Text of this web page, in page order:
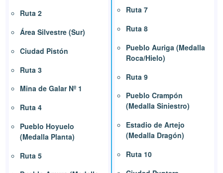
Ruta 2
Área Silvestre (Sur)
Ciudad Pistón
Ruta 3
Mina de Galar Nº 1
Ruta 4
Pueblo Hoyuelo
(Medalla Planta)
Ruta 5
Ruta 7
Ruta 8
Pueblo Auriga (Medalla
Roca/Hielo)
Ruta 9
Pueblo Crampón
(Medalla Siniestro)
Estadio de Artejo
(Medalla Dragón)
Ruta 10